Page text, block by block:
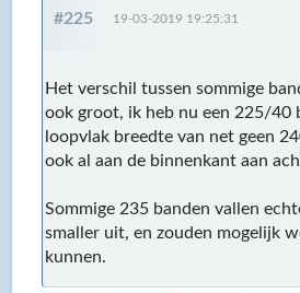
#225 19-03-2019 19:25:31
Het verschil tussen sommige
ook groot, ik heb nu een 225/40
loopvlak breedte van net geen
ook al aan de binnenkant aan
Sommige 235 banden vallen
smaller uit, en zouden mogelijk
kunnen.